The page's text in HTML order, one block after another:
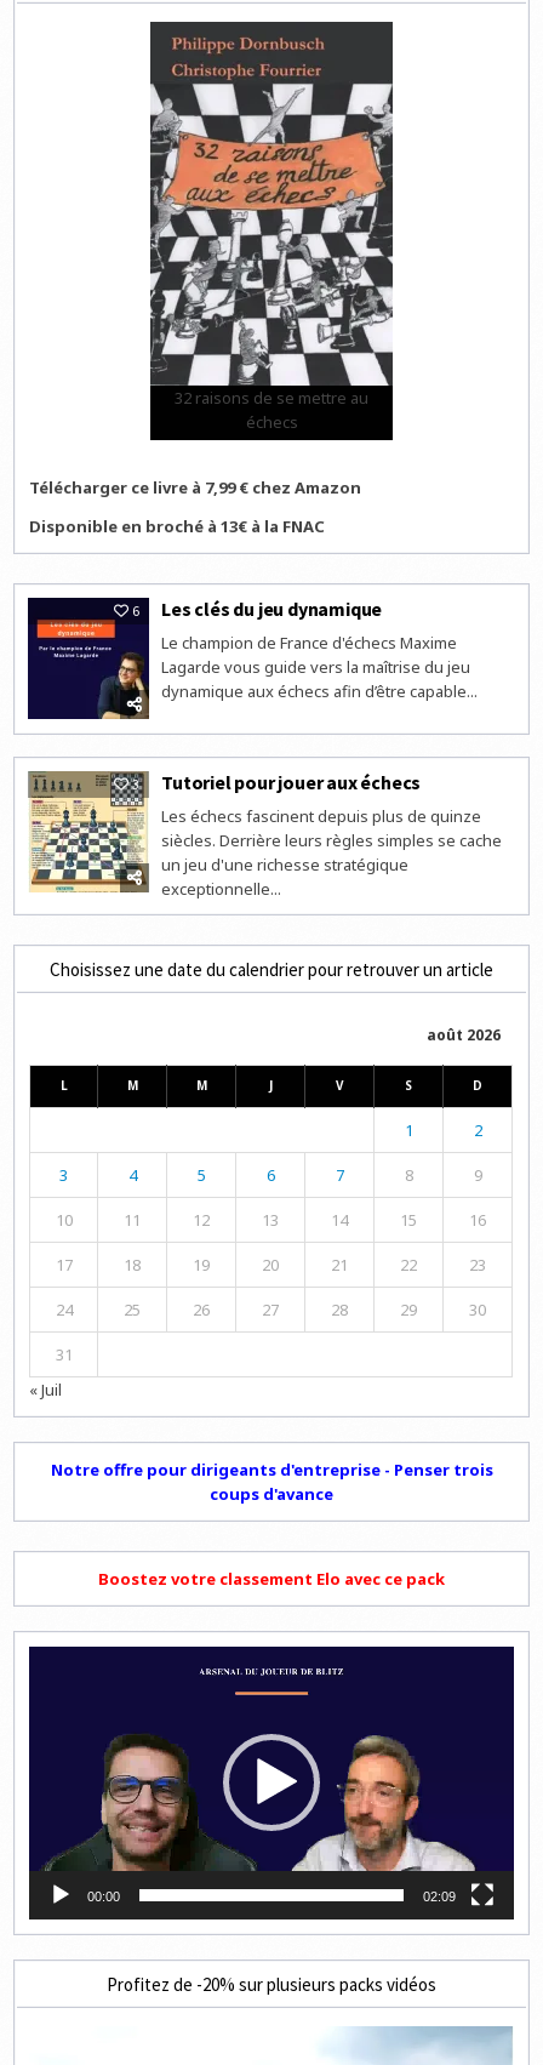
32 raisons de se mettre au
échecs
Télécharger ce livre à 7,99 € chez Amazon
Disponible en broché à 13€ à la FNAC
6 Les clés du jeu dynamique
Le champion de France d'échecs Maxime
Lagarde vous guide vers la maîtrise du jeu
dynamique aux échecs afin d’être capable...
3 Tutoriel pour jouer aux échecs
Les échecs fascinent depuis plus de quinze
siècles. Derrière leurs règles simples se cache
un jeu d'une richesse stratégique
exceptionnelle...
Choisissez une date du calendrier pour retrouver un article
août 2026
L M M J V S D
1 2
3 4 5 6 7 8 9
10 11 12 13 14 15 16
17 18 19 20 21 22 23
24 25 26 27 28 29 30
31
« Juil
Notre offre pour dirigeants d'entreprise - Penser trois
coups d'avance
Boostez votre classement Elo avec ce pack
00:00 02:09
Profitez de -20% sur plusieurs packs vidéos